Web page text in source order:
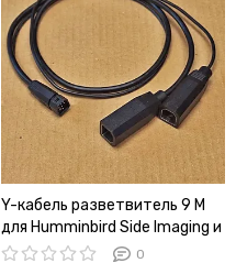
Y-кабель разветвитель 9 M
для Humminbird Side Imaging и
Dual Beam (replacment
0